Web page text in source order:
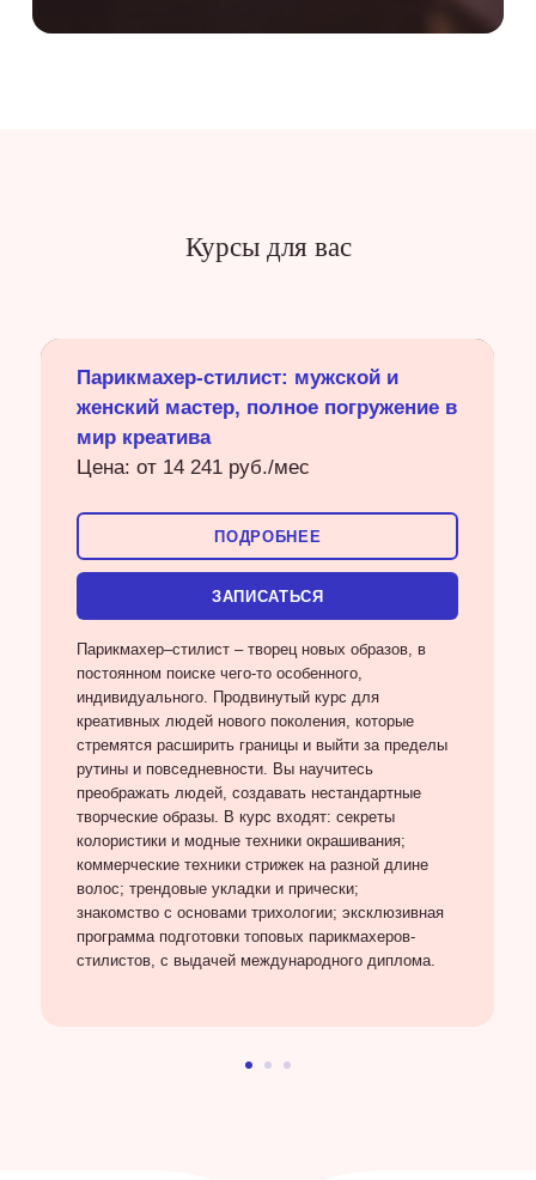
Курсы для вас
Парикмахер-стилист: мужской и
женский мастер, полное погружение в
мир креатива
Цена: от 14 241 руб./мес
ПОДРОБНЕЕ
ЗАПИСАТЬСЯ
Парикмахер–стилист – творец новых образов, в
постоянном поиске чего-то особенного,
индивидуального. Продвинутый курс для
креативных людей нового поколения, которые
стремятся расширить границы и выйти за пределы
рутины и повседневности. Вы научитесь
преображать людей, создавать нестандартные
творческие образы. В курс входят: секреты
колористики и модные техники окрашивания;
коммерческие техники стрижек на разной длине
волос; трендовые укладки и прически;
знакомство с основами трихологии; эксклюзивная
программа подготовки топовых парикмахеров-
стилистов, с выдачей международного диплома.